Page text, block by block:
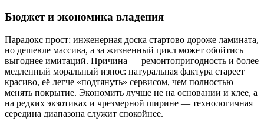
Бюджет и экономика владения
Парадокс прост: инженерная доска стартово дороже ламината,
но дешевле массива, а за жизненный цикл может обойтись
выгоднее имитаций. Причина — ремонтопригодность и более
медленный моральный износ: натуральная фактура стареет
красиво, её легче «подтянуть» сервисом, чем полностью
менять покрытие. Экономить лучше не на основании и клее, а
на редких экзотиках и чрезмерной ширине — технологичная
середина диапазона служит спокойнее.